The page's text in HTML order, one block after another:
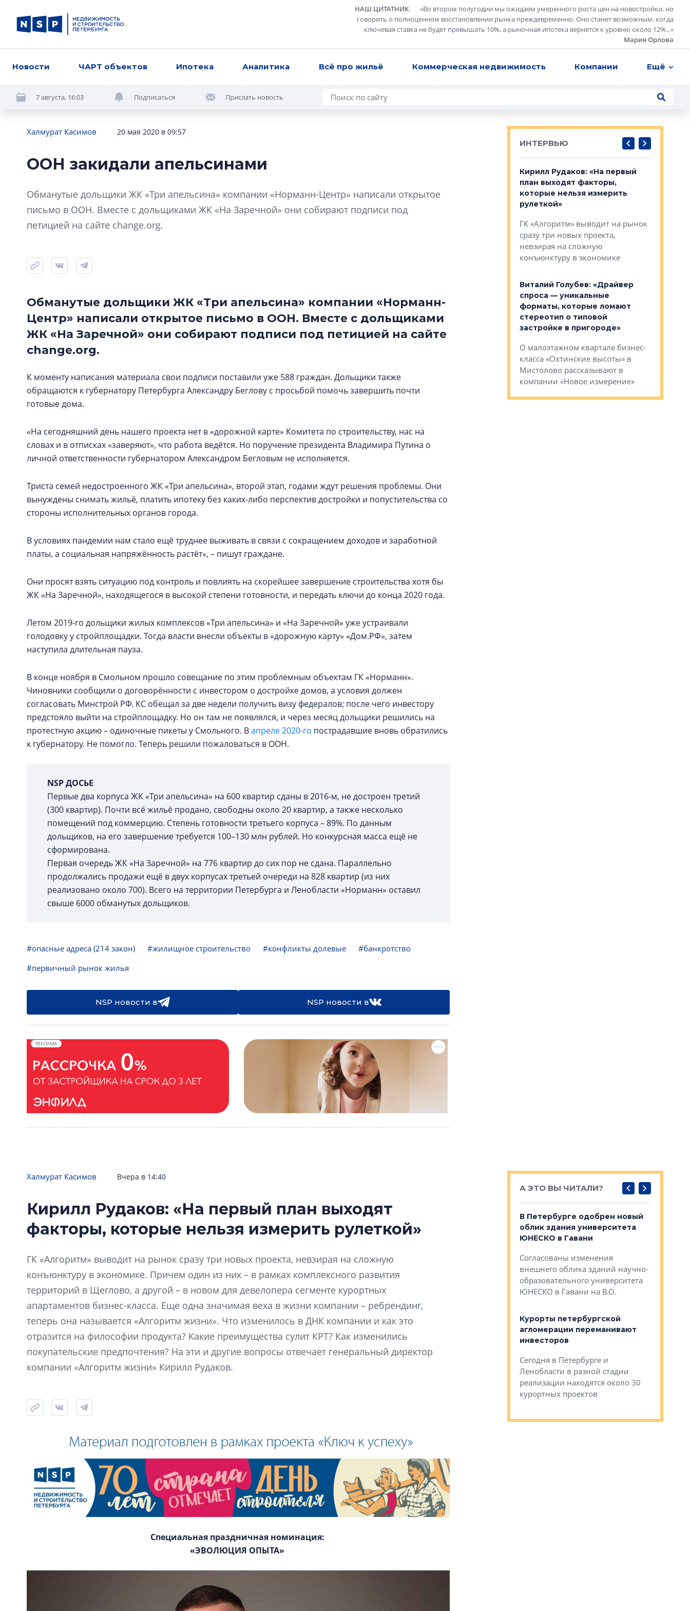
НАШ ЦИТАТНИК: «Во втором полугодии мы ожидаем умеренного роста цен на новостройки, но
говорить о полноценном восстановлении рынка преждевременно. Оно станет возможным, когда
ключевая ставка не будет превышать 10%, а рыночная ипотека вернется к уровню около 12%...»
Мария Орлова
Новости ЧАРТ объектов Ипотека Аналитика Всё про жильё Коммерческая недвижимость Компании Ещё
7 августа, 16:03 Подписаться Прислать новость
Халмурат Касимов 20 мая 2020 в 09:57
ООН закидали апельсинами
Обманутые дольщики ЖК «Три апельсина» компании «Норманн-Центр» написали открытое
письмо в ООН. Вместе с дольщиками ЖК «На Заречной» они собирают подписи под
петицией на сайте change.org.
Обманутые дольщики ЖК «Три апельсина» компании «Норманн-
Центр» написали открытое письмо в ООН. Вместе с дольщиками
ЖК «На Заречной» они собирают подписи под петицией на сайте
change.org.
К моменту написания материала свои подписи поставили уже 588 граждан. Дольщики также
обращаются к губернатору Петербурга Александру Беглову с просьбой помочь завершить почти
готовые дома.
«На сегодняшний день нашего проекта нет в «дорожной карте» Комитета по строительству, нас на
словах и в отписках «заверяют», что работа ведётся. Но поручение президента Владимира Путина о
личной ответственности губернатором Александром Бегловым не исполняется.
Триста семей недостроенного ЖК «Три апельсина», второй этап, годами ждут решения проблемы. Они
вынуждены снимать жильё, платить ипотеку без каких-либо перспектив достройки и попустительства со
стороны исполнительных органов города.
В условиях пандемии нам стало ещё труднее выживать в связи с сокращением доходов и заработной
платы, а социальная напряжённость растёт», – пишут граждане.
Они просят взять ситуацию под контроль и повлиять на скорейшее завершение строительства хотя бы
ЖК «На Заречной», находящегося в высокой степени готовности, и передать ключи до конца 2020 года.
Летом 2019-го дольщики жилых комплексов «Три апельсина» и «На Заречной» уже устраивали
голодовку у стройплощадки. Тогда власти внесли объекты в «дорожную карту» «Дом.РФ», затем
наступила длительная пауза.
В конце ноября в Смольном прошло совещание по этим проблемным объектам ГК «Норманн».
Чиновники сообщили о договорённости с инвестором о достройке домов, а условия должен
согласовать Минстрой РФ. КС обещал за две недели получить визу федералов; после чего инвестору
предстояло выйти на стройплощадку. Но он там не появлялся, и через месяц дольщики решились на
протестную акцию – одиночные пикеты у Смольного. Вапреле 2020-го пострадавшие вновь обратились
к губернатору. Не помогло. Теперь решили пожаловаться в ООН.
NSP ДОСЬЕ
Первые два корпуса ЖК «Три апельсина» на 600 квартир сданы в 2016-м, не достроен третий
(300 квартир). Почти всё жильё продано, свободны около 20 квартир, а также несколько
помещений под коммерцию. Степень готовности третьего корпуса – 89%. По данным
дольщиков, на его завершение требуется 100–130 млн рублей. Но конкурсная масса ещё не
сформирована.
Первая очередь ЖК «На Заречной» на 776 квартир до сих пор не сдана. Параллельно
продолжались продажи ещё в двух корпусах третьей очереди на 828 квартир (из них
реализовано около 700). Всего на территории Петербурга и Ленобласти «Норманн» оставил
свыше 6000 обманутых дольщиков.
#опасные адреса (214 закон) #жилищное строительство #конфликты долевые
#банкротство
#первичный рынок жилья
NSP новости в NSP новости в
РЕКЛАМА
ИНТЕРВЬЮ
визуальной чистоте»
Что важнее для современного
– другая компания»
О потенциале «серого пояса»,
технологиях и корпоративной
Кирилл Рудаков: «На первый
план выходят факторы,
которые нельзя измерить
рулеткой»
ГК «Алгоритм» выводит на рынок
сразу три новых проекта,
невзирая на сложную
конъюнктуру в экономике
Виталий Голубев: «Драйвер
спроса — уникальные
форматы, которые ломают
стереотип о типовой
застройке в пригороде»
О малоэтажном квартале бизнес-
класса «Охтинские высоты» в
Мистолово рассказывают в
компании «Новое измерение»
Халмурат Касимов Вчера в 14:40
Кирилл Рудаков: «На первый план выходят
факторы, которые нельзя измерить рулеткой»
ГК «Алгоритм» выводит на рынок сразу три новых проекта, невзирая на сложную
конъюнктуру в экономике. Причем один из них – в рамках комплексного развития
территорий в Щеглово, а другой – в новом для девелопера сегменте курортных
апартаментов бизнес-класса. Еще одна значимая веха в жизни компании – ребрендинг,
теперь она называется «Алгоритм жизни». Что изменилось в ДНК компании и как это
отразится на философии продукта? Какие преимущества сулит КРТ? Как изменились
покупательские предпочтения? На эти и другие вопросы отвечает генеральный директор
компании «Алгоритм жизни» Кирилл Рудаков.
Специальная праздничная номинация:
«ЭВОЛЮЦИЯ ОПЫТА»
А ЭТО ВЫ ЧИТАЛИ?
Усадьба Торосово — антидот
от эпохи фальш-панелей
эпохи фальш-панелей
9% дешевле строящихся
Центробанк: квартиры в домах
2020-2026 годов постройки на 9%
дешевле строящихся
В Петербурге одобрен новый
облик здания университета
ЮНЕСКО в Гавани
Согласованы изменения
внешнего облика зданий научно-
образовательного университета
ЮНЕСКО в Гавани на В.О.
Курорты петербургской
агломерации переманивают
инвесторов
Сегодня в Петербурге и
Ленобласти в разной стадии
реализации находятся около 30
курортных проектов